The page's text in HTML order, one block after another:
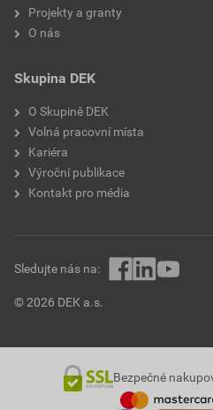
Projekty a granty
O nás
Skupina DEK
O Skupině DEK
Volná pracovní místa
Kariéra
Výroční publikace
Kontakt pro média
© 2026 DEK a.s.
Sledujte nás na:
Bezpečné